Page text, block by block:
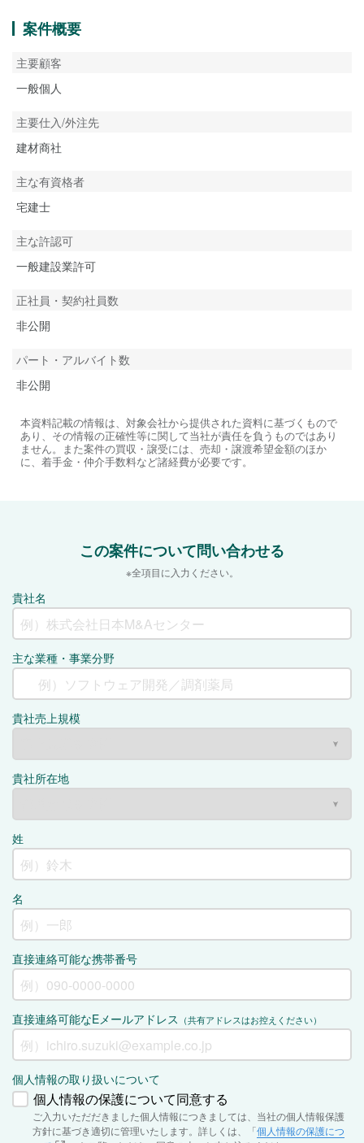
案件概要
主要顧客
一般個人
主要仕入/外注先
建材商社
主な有資格者
宅建士
主な許認可
一般建設業許可
正社員・契約社員数
非公開
パート・アルバイト数
非公開
本資料記載の情報は、対象会社から提供された資料に基づくもので
あり、その情報の正確性等に関して当社が責任を負うものではあり
ません。また案件の買収・譲受には、売却・譲渡希望金額のほか
に、着手金・仲介手数料など諸経費が必要です。